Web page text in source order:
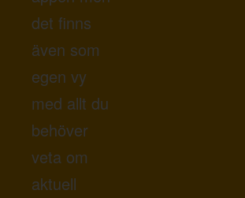
det finns
även som
egen vy
med allt du
behöver
veta om
aktuell